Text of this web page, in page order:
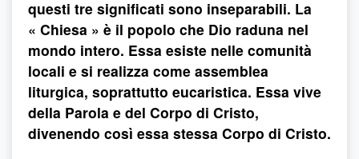
questi tre significati sono inseparabili. La
« Chiesa » è il popolo che Dio raduna nel
mondo intero. Essa esiste nelle comunità
locali e si realizza come assemblea
liturgica, soprattutto eucaristica. Essa vive
della Parola e del Corpo di Cristo,
divenendo così essa stessa Corpo di Cristo.